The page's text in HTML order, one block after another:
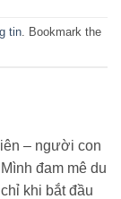
tin. Bookmark the
– người con
đam mê du
khi bắt đầu